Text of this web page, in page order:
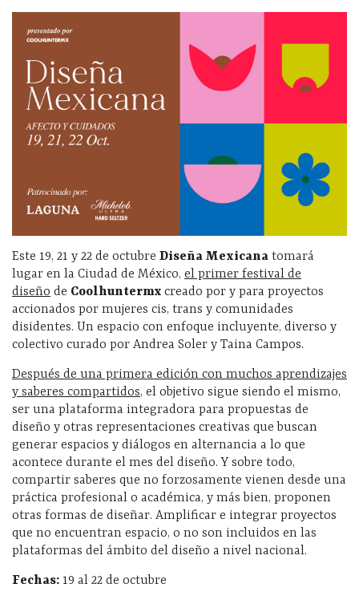
Este 19, 21 y 22 de octubre Diseña Mexicana tomará
lugar en la Ciudad de México, el primer festival de
diseño de Coolhuntermx creado por y para proyectos
accionados por mujeres cis, trans y comunidades
disidentes. Un espacio con enfoque incluyente, diverso y
colectivo curado por Andrea Soler y Taina Campos.
Después de una primera edición con muchos aprendizajes
y saberes compartidos, el objetivo sigue siendo el mismo,
ser una plataforma integradora para propuestas de
diseño y otras representaciones creativas que buscan
generar espacios y diálogos en alternancia a lo que
acontece durante el mes del diseño. Y sobre todo,
compartir saberes que no forzosamente vienen desde una
práctica profesional o académica, y más bien, proponen
otras formas de diseñar. Amplificar e integrar proyectos
que no encuentran espacio, o no son incluidos en las
plataformas del ámbito del diseño a nivel nacional.
Fechas: 19 al 22 de octubre